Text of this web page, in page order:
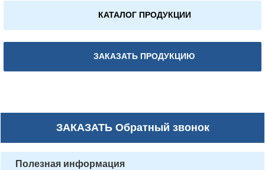
КАТАЛОГ ПРОДУКЦИИ
ЗАКАЗАТЬ ПРОДУКЦИЮ
ЗАКАЗАТЬОбратный звонок
Полезная информация